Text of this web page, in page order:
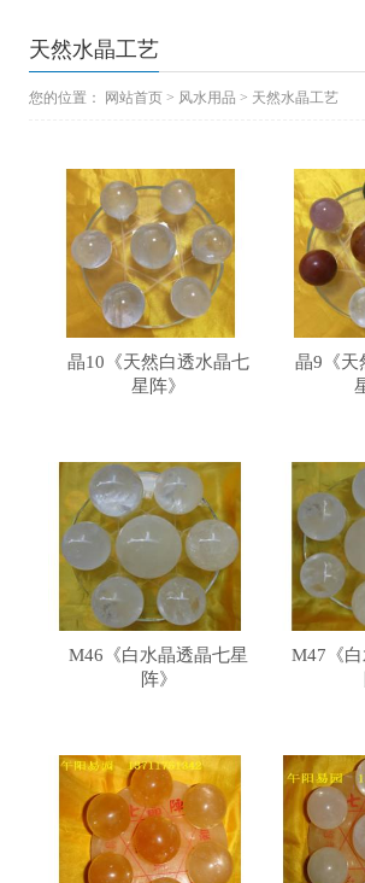
天然水晶工艺
您的位置： 网站首页 > 风水用品 > 天然水晶工艺
晶10《天然白透水晶七
星阵》
晶9《天
M46《白水晶透晶七星
阵》
M47《